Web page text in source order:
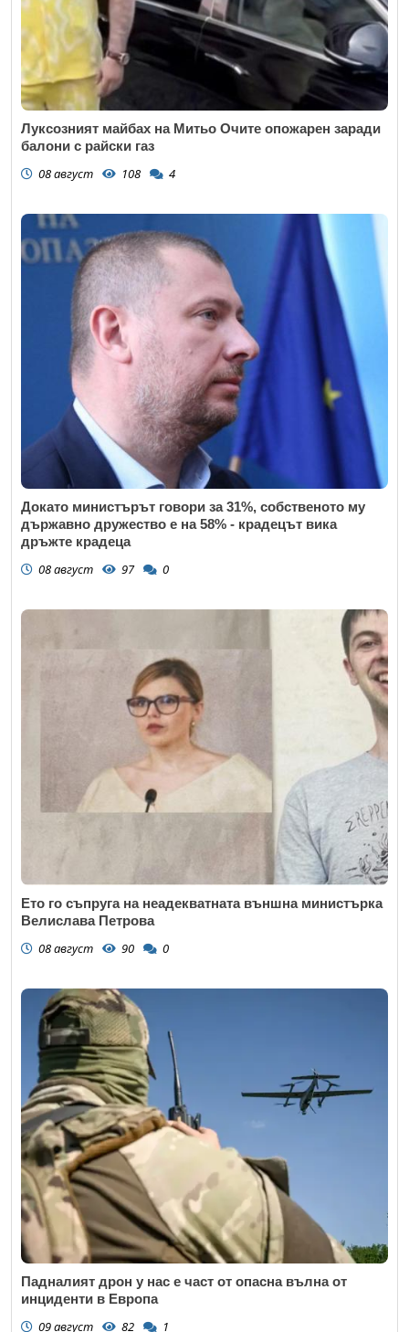
Луксозният майбах на Митьо Очите опожарен заради
балони с райски газ
08 август 108 4
Докато министърът говори за 31%, собственото му
държавно дружество е на 58% - крадецът вика
дръжте крадеца
08 август 97 0
Ето го съпруга на неадекватната външна министърка
Велислава Петрова
08 август 90 0
Падналият дрон у нас е част от опасна вълна от
инциденти в Европа
09 август 82 1